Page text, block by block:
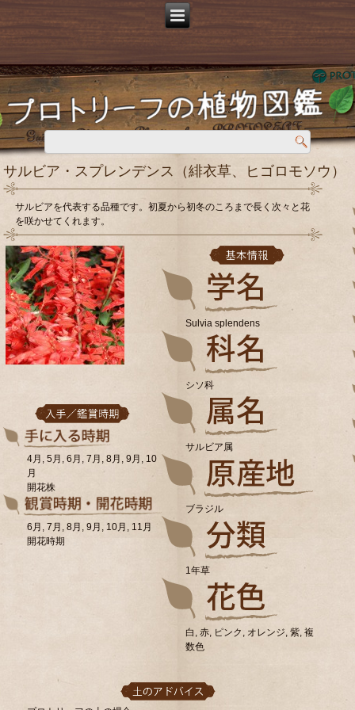
サルビア・スプレンデンス（緋衣草、ヒゴロモソウ）
サルビアを代表する品種です。初夏から初冬のころまで長く次々と花
を咲かせてくれます。
Sulvia splendens
シソ科
サルビア属
ブラジル
1年草
白, 赤, ピンク, オレンジ, 紫, 複
数色
4月, 5月, 6月, 7月, 8月, 9月, 10
月
開花株
6月, 7月, 8月, 9月, 10月, 11月
開花時期